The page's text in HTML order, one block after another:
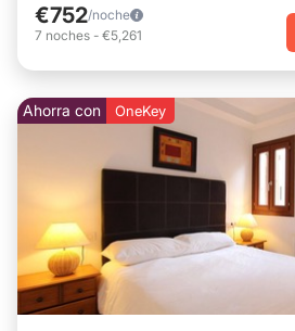
€752/noche
7 noches - €5,261
Ahorra con OneKey